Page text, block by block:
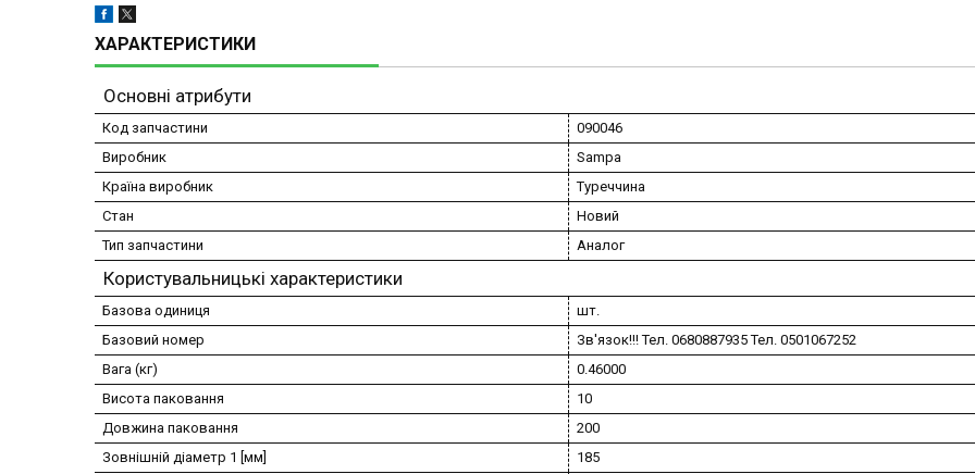
ХАРАКТЕРИСТИКИ
Основні атрибути
Код запчастини
090046
Виробник
Sampa
Країна виробник
Туреччина
Стан
Новий
Тип запчастини
Аналог
Користувальницькі характеристики
Базова одиниця
шт.
Базовий номер
Зв'язок!!! Тел. 0680887935 Тел. 0501067252
Вага (кг)
0.46000
Висота паковання
10
Довжина паковання
200
Зовнішній діаметр 1 [мм]
185